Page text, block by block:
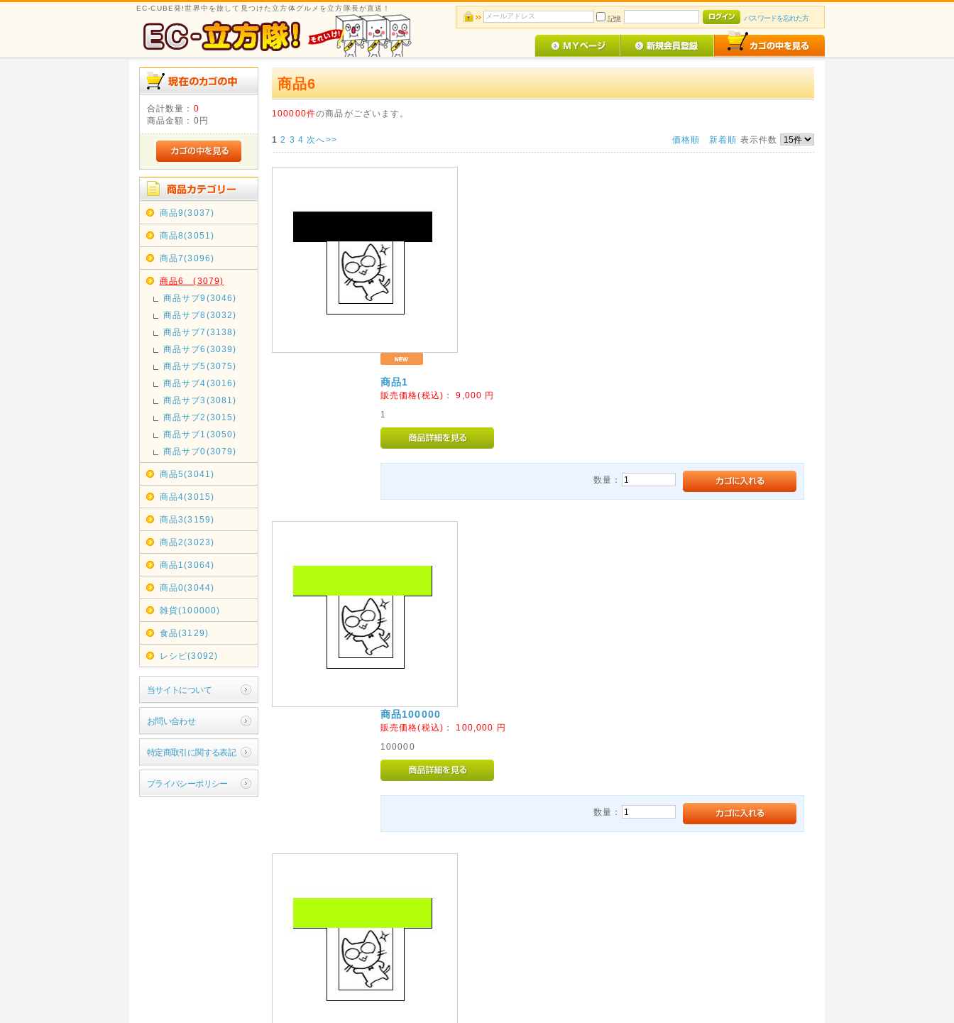
EC-CUBE発!世界中を旅して見つけた立方体グルメを立方隊長が直送！
記憶
パスワードを忘れた方
合計数量： 0
商品金額： 0円
商品9(3037)
商品8(3051)
商品7(3096)
商品6 (3079)
商品サブ9(3046)
商品サブ8(3032)
商品サブ7(3138)
商品サブ6(3039)
商品サブ5(3075)
商品サブ4(3016)
商品サブ3(3081)
商品サブ2(3015)
商品サブ1(3050)
商品サブ0(3079)
商品5(3041)
商品4(3015)
商品3(3159)
商品2(3023)
商品1(3064)
商品0(3044)
雑貨(100000)
食品(3129)
レシピ(3092)
当サイトについて
お問い合わせ
特定商取引に関する表記
プライバシーポリシー
商品6
100000件の商品がございます。
価格順 新着順 表示件数
1 2 3 4 次へ>>
商品1
販売価格(税込)：9,000 円
1
数量：
商品100000
販売価格(税込)： 100,000 円
100000
数量：